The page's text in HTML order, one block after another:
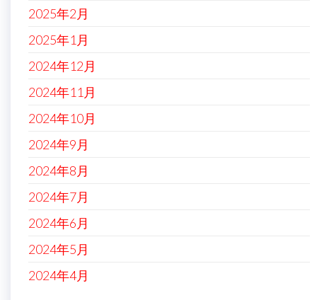
2025年2月
2025年1月
2024年12月
2024年11月
2024年10月
2024年9月
2024年8月
2024年7月
2024年6月
2024年5月
2024年4月